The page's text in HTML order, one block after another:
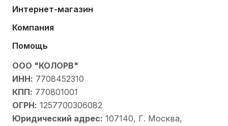
Интернет-магазин
Компания
Помощь
ООО "КОЛОРВ"
ИНН: 7708452310
КПП: 770801001
ОГРН: 1257700306082
Юридический адрес: 107140, Г. Москва,